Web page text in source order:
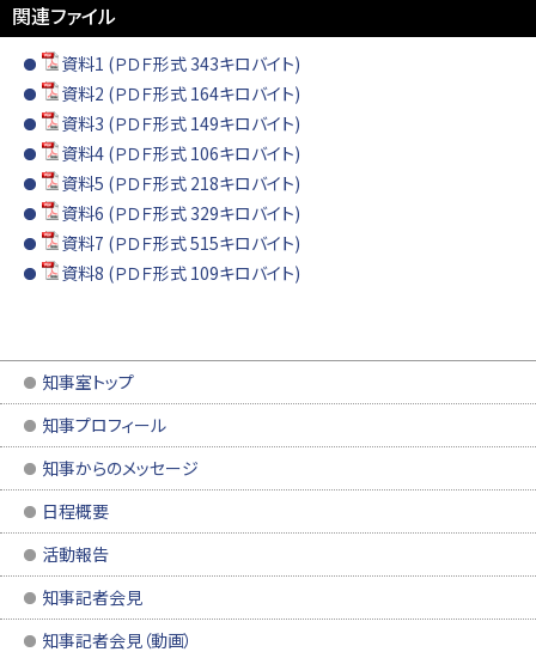
関連ファイル
資料1 (ＰＤＦ形式 343キロバイト)
資料2 (ＰＤＦ形式 164キロバイト)
資料3 (ＰＤＦ形式 149キロバイト)
資料4 (ＰＤＦ形式 106キロバイト)
資料5 (ＰＤＦ形式 218キロバイト)
資料6 (ＰＤＦ形式 329キロバイト)
資料7 (ＰＤＦ形式 515キロバイト)
資料8 (ＰＤＦ形式 109キロバイト)
知事室トップ
知事プロフィール
知事からのメッセージ
日程概要
活動報告
知事記者会見
知事記者会見（動画）